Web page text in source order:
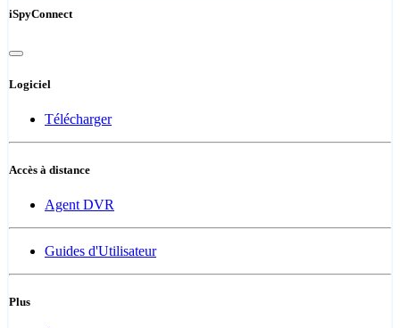
iSpyConnect
Logiciel
Télécharger
Accès à distance
Agent DVR
Guides d'Utilisateur
Plus